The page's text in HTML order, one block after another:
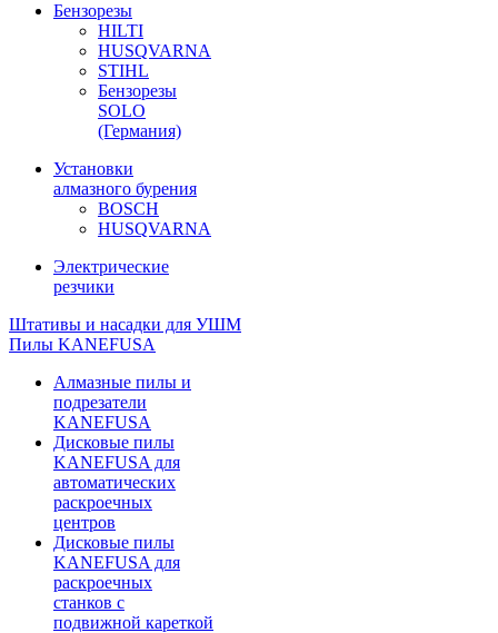
Бензорезы
HILTI
HUSQVARNA
STIHL
Бензорезы
SOLO
(Германия)
Установки
алмазного бурения
BOSCH
HUSQVARNA
Электрические
резчики
Штативы и насадки для УШМ
Пилы KANEFUSA
Алмазные пилы и
подрезатели
KANEFUSA
Дисковые пилы
KANEFUSA для
автоматических
раскроечных
центров
Дисковые пилы
KANEFUSA для
раскроечных
станков с
подвижной кареткой